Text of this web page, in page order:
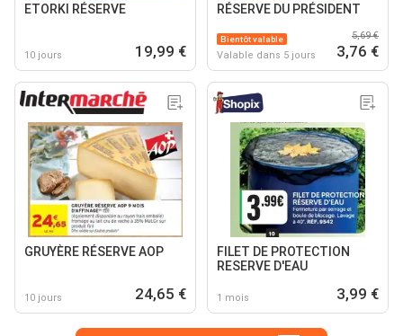
ETORKI RÉSERVE
10 jours 19,99 €
RÉSERVE DU PRÉSIDENT
Bientôt valable
Valable dans 5 jours
5,69 €
3,76 €
GRUYÈRE RÉSERVE AOP
10 jours 24,65 €
FILET DE PROTECTION
RESERVE D'EAU
1 mois 3,99 €